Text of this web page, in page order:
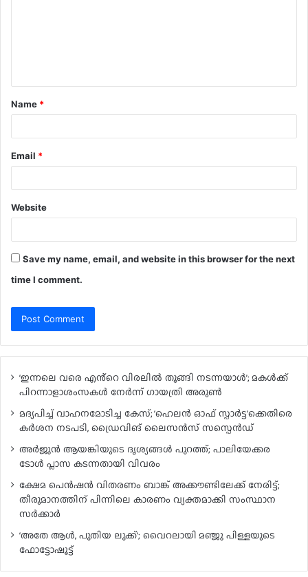
t
*
Name *
Email *
Website
Save my name, email, and website in this browser for the next
time I comment.
‘ഇന്നലെ വരെ എൻ്റെ വിരലിൽ തൂങ്ങി നടന്നയാൾ’; മകൾ‌ക്ക്
പിറന്നാളാശംസകൾ നേർന്ന് ഗായത്രി അരുൺ
മദ്യപിച്ച് വാഹനമോടിച്ച കേസ്; ‘ഹെലൻ ഓഫ് സ്പാർട്ട’ക്കെതിരെ
കർശന നടപടി, ഡ്രൈവിങ് ലൈസൻസ് സസ്പെൻഡ്
അർജുൻ ആയങ്കിയുടെ ദൃശ്യങ്ങൾ പുറത്ത്; പാലിയേക്കര
ടോൾ പ്ലാസ കടന്നതായി വിവരം
ക്ഷേമ പെൻഷൻ വിതരണം ബാങ്ക് അക്കൗണ്ടിലേക്ക് നേരിട്ട്;
തീരുമാനത്തിന് പിന്നിലെ കാരണം വ്യക്തമാക്കി സംസ്ഥാന
സർക്കാർ
‘അതേ ആൾ, പുതിയ ലുക്ക്’; വൈറലായി മഞ്ജു പിള്ളയുടെ
ഫോട്ടോഷൂട്ട്